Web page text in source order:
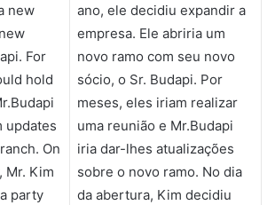
new
For
hold
updates
On
Mr. Kim
party
ano, ele decidiu expandir a
empresa. Ele abriria um
novo ramo com seu novo
sócio, o Sr. Budapi. Por
meses, eles iriam realizar
uma reunião e Mr.Budapi
iria dar-lhes atualizações
sobre o novo ramo. No dia
da abertura, Kim decidiu